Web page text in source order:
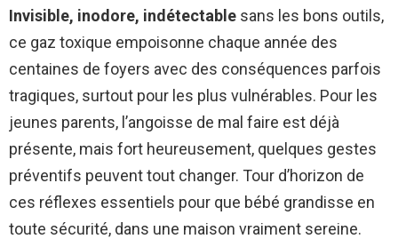
Invisible, inodore, indétectable sans les bons outils,
ce gaz toxique empoisonne chaque année des
centaines de foyers avec des conséquences parfois
tragiques, surtout pour les plus vulnérables. Pour les
jeunes parents, l’angoisse de mal faire est déjà
présente, mais fort heureusement, quelques gestes
préventifs peuvent tout changer. Tour d’horizon de
ces réflexes essentiels pour que bébé grandisse en
toute sécurité, dans une maison vraiment sereine.